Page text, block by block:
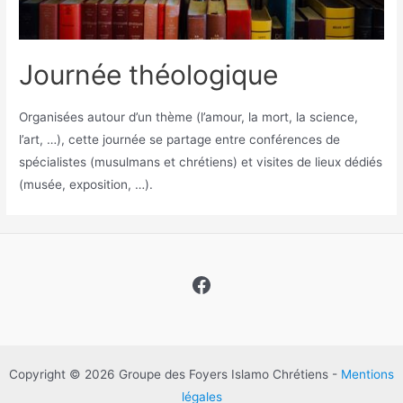
Journée théologique
Organisées autour d’un thème (l’amour, la mort, la science,
l’art, …), cette journée se partage entre conférences de
spécialistes (musulmans et chrétiens) et visites de lieux dédiés
(musée, exposition, …).
Facebook
Copyright © 2026 Groupe des Foyers Islamo Chrétiens - Mentions
légales